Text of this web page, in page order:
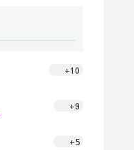
+10
+9
+5